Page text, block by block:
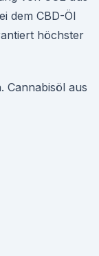
dem CBD-Öl
höchster
Cannabisöl aus